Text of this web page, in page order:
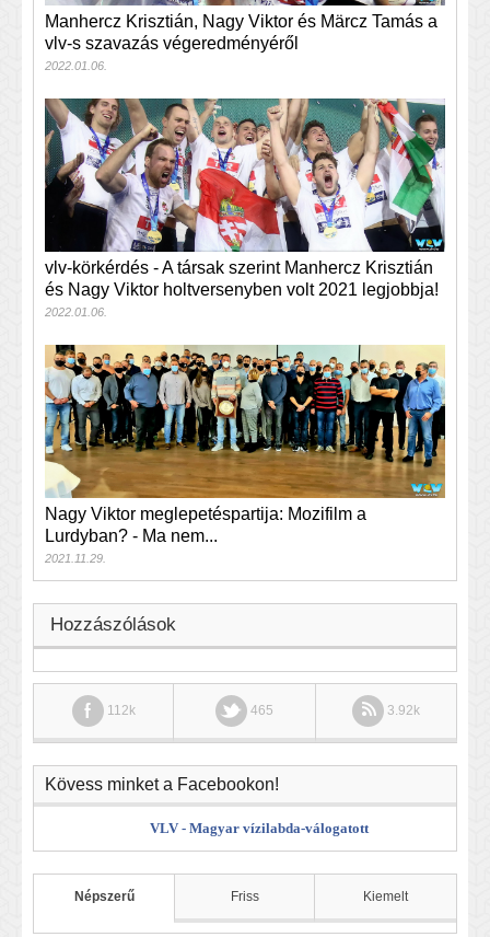
Manhercz Krisztián, Nagy Viktor és Märcz Tamás a
vlv-s szavazás végeredményéről
2022.01.06.
vlv-körkérdés - A társak szerint Manhercz Krisztián
és Nagy Viktor holtversenyben volt 2021 legjobbja!
2022.01.06.
Nagy Viktor meglepetéspartija: Mozifilm a
Lurdyban? - Ma nem...
2021.11.29.
Hozzászólások
112k 465 3.92k
Kövess minket a Facebookon!
VLV - Magyar vízilabda-válogatott
Népszerű Friss Kiemelt